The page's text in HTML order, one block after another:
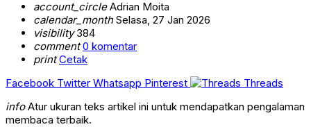
account_circleAdrian Moita
calendar_monthSelasa, 27 Jan 2026
visibility384
comment 0 komentar
print Cetak
Facebook Twitter Whatsapp Pinterest
Threads
infoAtur ukuran teks artikel ini untuk mendapatkan pengalaman
membaca terbaik.